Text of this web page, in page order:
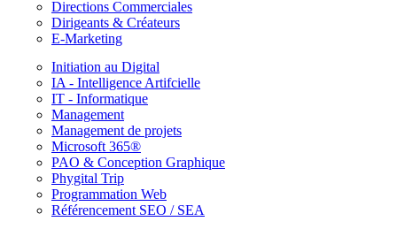
Directions Commerciales
Dirigeants & Créateurs
E-Marketing
Initiation au Digital
IA - Intelligence Artifcielle
IT - Informatique
Management
Management de projets
Microsoft 365®
PAO & Conception Graphique
Phygital Trip
Programmation Web
Référencement SEO / SEA